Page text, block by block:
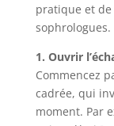
pratique et de
sophrologues.
1. Ouvrir
Commencez
cadrée, qui
moment. Par